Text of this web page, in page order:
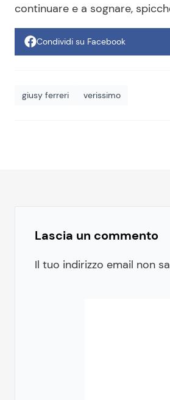
continuare e a sognare,
Condividi su Facebook
giusy ferreri verissimo
Lascia un commento
Il tuo indirizzo email non